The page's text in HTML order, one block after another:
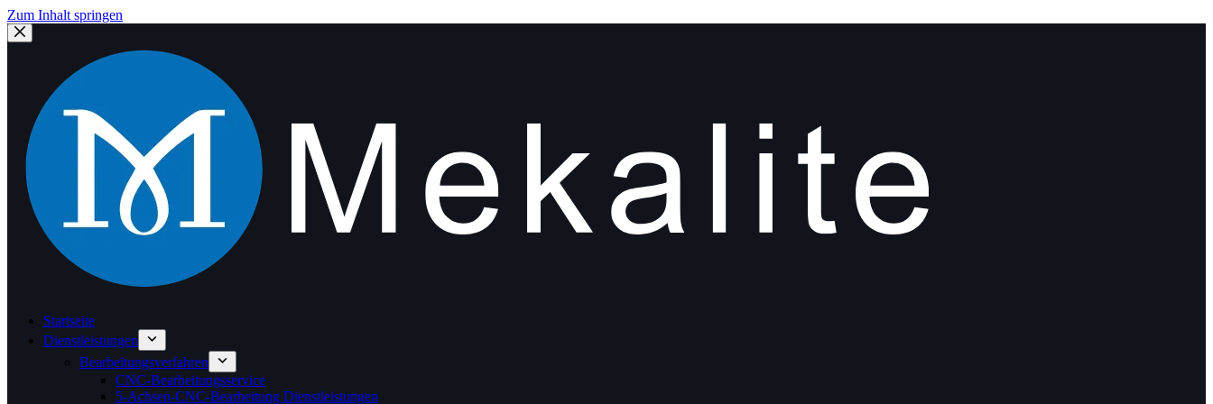
Zum Inhalt springen
Startseite
Dienstleistungen
Bearbeitungsverfahren
CNC-Bearbeitungsservice
5-Achsen-CNC-Bearbeitung Dienstleistungen